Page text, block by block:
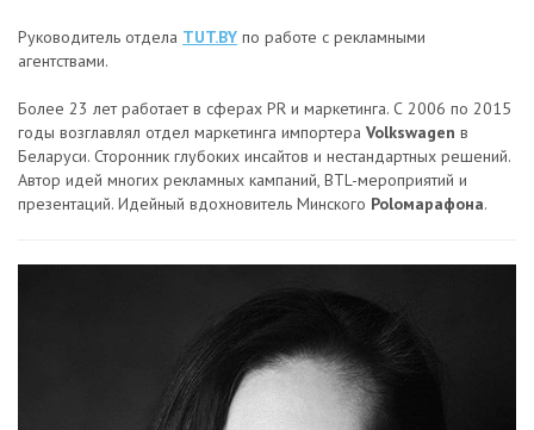
Руководитель отдела TUT.BY по работе с рекламными
агентствами.
Более 23 лет работает в сферах PR и маркетинга. С 2006 по 2015
годы возглавлял отдел маркетинга импортера Volkswagen в
Беларуси. Сторонник глубоких инсайтов и нестандартных решений.
Автор идей многих рекламных кампаний, BTL-мероприятий и
презентаций. Идейный вдохновитель Минского Poloмарафона.